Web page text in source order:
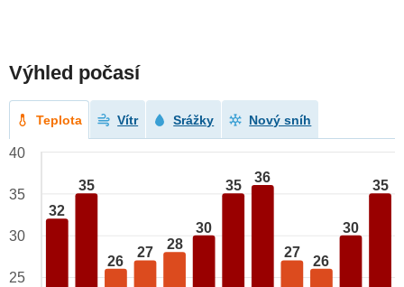
Výhled počasí
Teplota Vítr Srážky Nový sníh
32
35
26
27
28
30
35
36
27
26
30
35
40
35
30
25